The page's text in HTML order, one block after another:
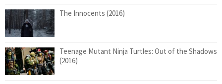
The Innocents (2016)
Teenage Mutant Ninja Turtles: Out of the Shadows
(2016)